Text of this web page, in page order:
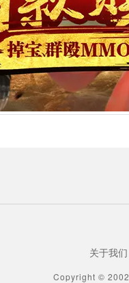
关于我们
Copyright ©